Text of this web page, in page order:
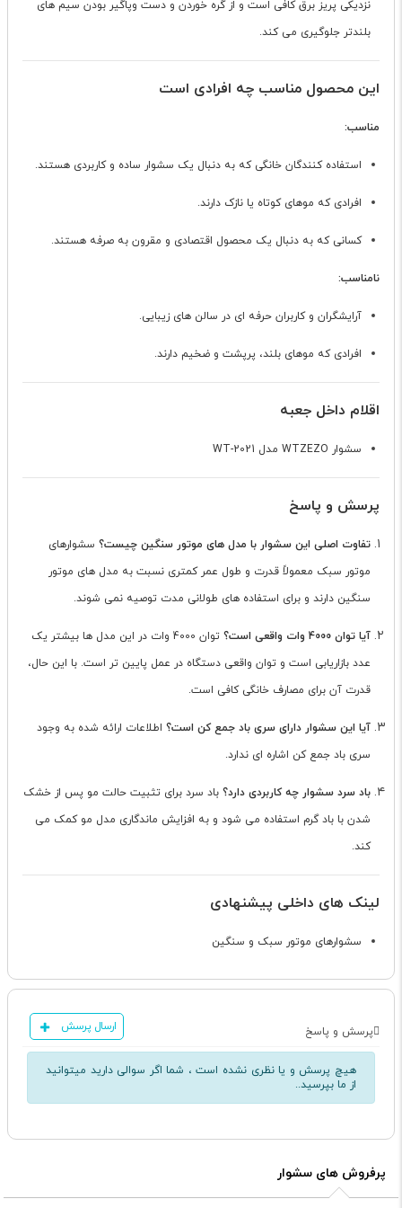
نزدیکی پریز برق کافی است و از گره خوردن و دست وپاگیر بودن سیم های
بلندتر جلوگیری می کند.
این محصول مناسب چه افرادی است
مناسب:
استفاده کنندگان خانگی که به دنبال یک سشوار ساده و کاربردی هستند.
افرادی که موهای کوتاه یا نازک دارند.
کسانی که به دنبال یک محصول اقتصادی و مقرون به صرفه هستند.
نامناسب:
آرایشگران و کاربران حرفه ای در سالن های زیبایی.
افرادی که موهای بلند، پرپشت و ضخیم دارند.
اقلام داخل جعبه
سشوار WTZEZO مدل WT-2021
پرسش و پاسخ
تفاوت اصلی این سشوار با مدل های موتور سنگین چیست؟ سشوارهای
موتور سبک معمولاً قدرت و طول عمر کمتری نسبت به مدل های موتور
سنگین دارند و برای استفاده های طولانی مدت توصیه نمی شوند.
آیا توان 4000 وات واقعی است؟
توان 4000 وات در این مدل ها بیشتر یک
عدد بازاریابی است و توان واقعی دستگاه در عمل پایین تر است. با این حال،
قدرت آن برای مصارف خانگی کافی است.
آیا این سشوار دارای سری باد جمع کن است؟ اطلاعات ارائه شده به وجود
سری باد جمع کن اشاره ای ندارد.
باد سرد سشوار چه کاربردی دارد؟ باد سرد برای تثبیت حالت مو پس از خشک
شدن با باد گرم استفاده می شود و به افزایش ماندگاری مدل مو کمک می
کند.
لینک های داخلی پیشنهادی
سشوارهای موتور سبک و سنگین
پرسش و پاسخ ارسال پرسش
هیچ پرسش و یا نظری نشده است ، شما اگر سوالی دارید میتوانید
از ما بپرسید..
پرفروش های سشوار